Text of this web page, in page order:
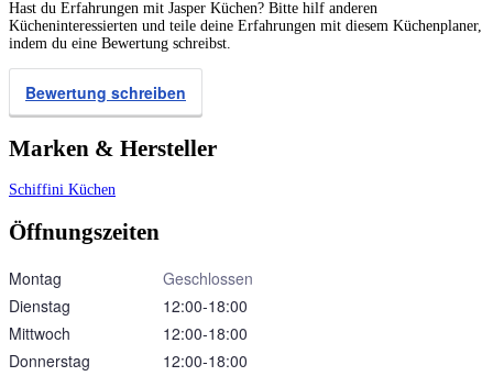
Hast du Erfahrungen mit Jasper Küchen? Bitte hilf anderen
Kücheninteressierten und teile deine Erfahrungen mit diesem Küchenplaner,
indem du eine Bewertung schreibst.
Bewertung schreiben
Marken & Hersteller
Schiffini Küchen
Öffnungszeiten
Montag
Geschlossen
Dienstag
12:00‑18:00
Mittwoch
12:00‑18:00
Donnerstag
12:00‑18:00